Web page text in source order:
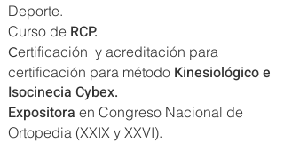
Deporte.
Curso de RCP.
Certificación y acreditación para
certificación para método Kinesiológico e
Isocinecia Cybex.
Expositora en Congreso Nacional de
Ortopedia (XXIX y XXVI).